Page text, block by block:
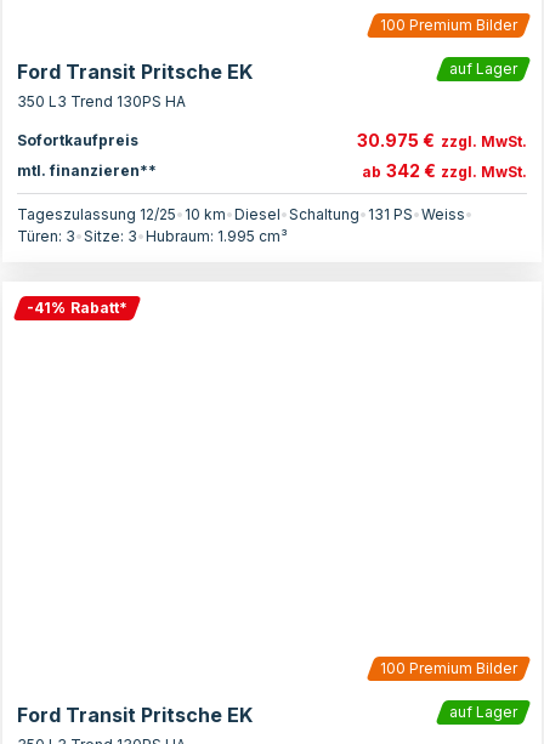
100 Premium Bilder
Ford Transit Pritsche EK
auf Lager
350 L3 Trend 130PS HA
Sofortkaufpreis 30.975 € zzgl. MwSt.
mtl. finanzieren**
ab 342 € zzgl. MwSt.
Tageszulassung 12/25• 10 km•Diesel•Schaltung• 131 PS•Weiss•
Türen: 3•Sitze: 3•Hubraum: 1.995 cm³
-41% Rabatt*
100 Premium Bilder
Ford Transit Pritsche EK
auf Lager